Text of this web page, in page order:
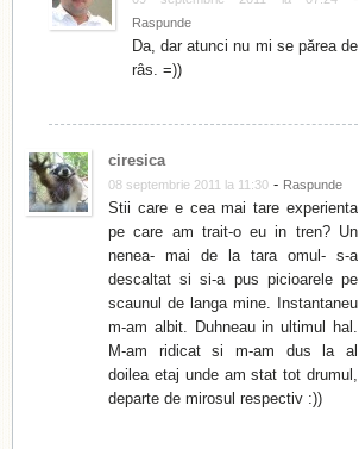
Raspunde
Da, dar atunci nu mi se părea de
râs. =))
ciresica
08 septembrie 2011 la 11:30 - Raspunde
Stii care e cea mai tare experienta
pe care am trait-o eu in tren? Un
nenea- mai de la tara omul- s-a
descaltat si si-a pus picioarele pe
scaunul de langa mine. Instantaneu
m-am albit. Duhneau in ultimul hal.
M-am ridicat si m-am dus la al
doilea etaj unde am stat tot drumul,
departe de mirosul respectiv :))